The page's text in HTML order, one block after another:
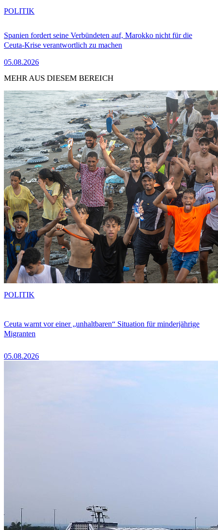
Spanien fordert seine Verbündeten auf, Marokko nicht für die
Ceuta-Krise verantwortlich zu machen
05.08.2026
POLITIK
MEHR AUS DIESEM BEREICH
Ceuta warnt vor einer „unhaltbaren“ Situation für minderjährige
Migranten
05.08.2026
POLITIK